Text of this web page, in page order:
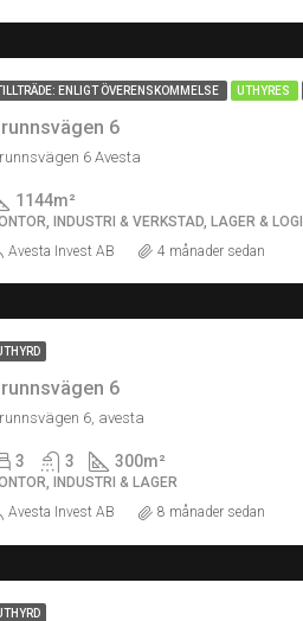
ENLIGT ÖVERENSKOMMELSE UTHYRES
6
6 Avesta
1144m²
INDUSTRI & VERKSTAD, LAGER &
Avesta Invest AB 4 månader sedan
6
6, avesta
3 3 300m²
INDUSTRI & LAGER
Avesta Invest AB 8 månader sedan